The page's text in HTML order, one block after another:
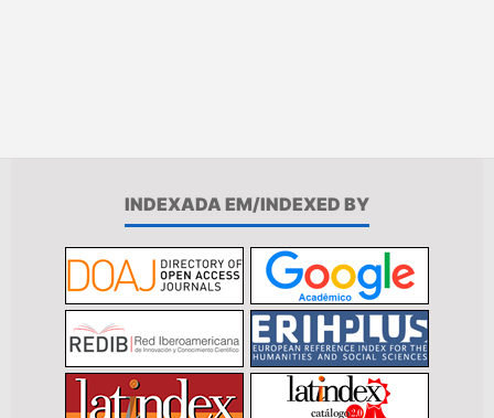
INDEXADA EM/INDEXED BY